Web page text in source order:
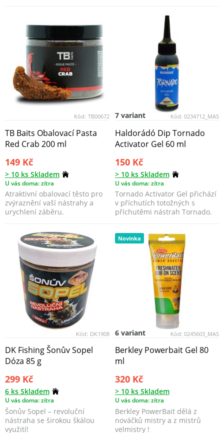
Kód: TB00672
TB Baits Obalovací Pasta
Red Crab 200 ml
149 Kč
> 10 ks Skladem
U vás doma: zítra
Atraktivní obalovací těsto pro
zvýraznění vaší nástrahy a
urychlení záběru.
Kód: 0234712_MAS
7 variant
Haldorádó Dip Tornado
Activator Gel 60 ml
150 Kč
> 10 ks Skladem
U vás doma: zítra
Tornado Activator Gel přichází
v příchutích totožných s
příchutěmi nástrah Tornado.
Kód: DK1908
DK Fishing Šonův Sopel
Dóza 85 g
299 Kč
6 ks Skladem
U vás doma: zítra
Šonův Sopel – revoluční
nástraha se širokou škálou
využití!
Novinka
Kód: 0245603_MAS
6 variant
Berkley Powerbait Gel 80
ml
320 Kč
> 10 ks Skladem
U vás doma: zítra
Berkley PowerBait dělá z
nováčků mistry a z mistrů
velmistry !